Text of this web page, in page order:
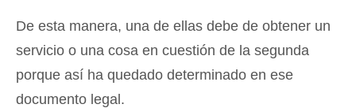
De esta manera, una de ellas debe de obtener un
servicio o una cosa en cuestión de la segunda
porque así ha quedado determinado en ese
documento legal.